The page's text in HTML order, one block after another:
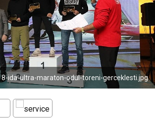
8-ida-ultra-maraton-odul-toreni-gerceklesti.jpg